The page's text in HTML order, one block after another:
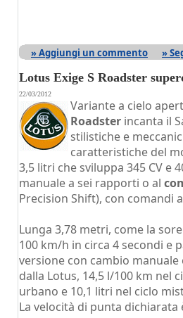
» Aggiungi un commento »
Lotus Exige S Roadster
22/03/2012
Variante a cielo
Roadster incanta il
stilistiche e
caratteristiche del
3,5 litri che sviluppa 345 CV e
manuale a sei rapporti o al
Precision Shift), con comandi
Lunga 3,78 metri, come la
100 km/h in circa 4 secondi e
versione con cambio
dalla Lotus, 14,5 l/100 km nel
urbano e 10,1 litri nel ciclo
La velocità di punta dichiarata